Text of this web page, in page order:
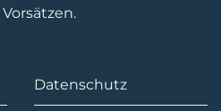
Datenschutz